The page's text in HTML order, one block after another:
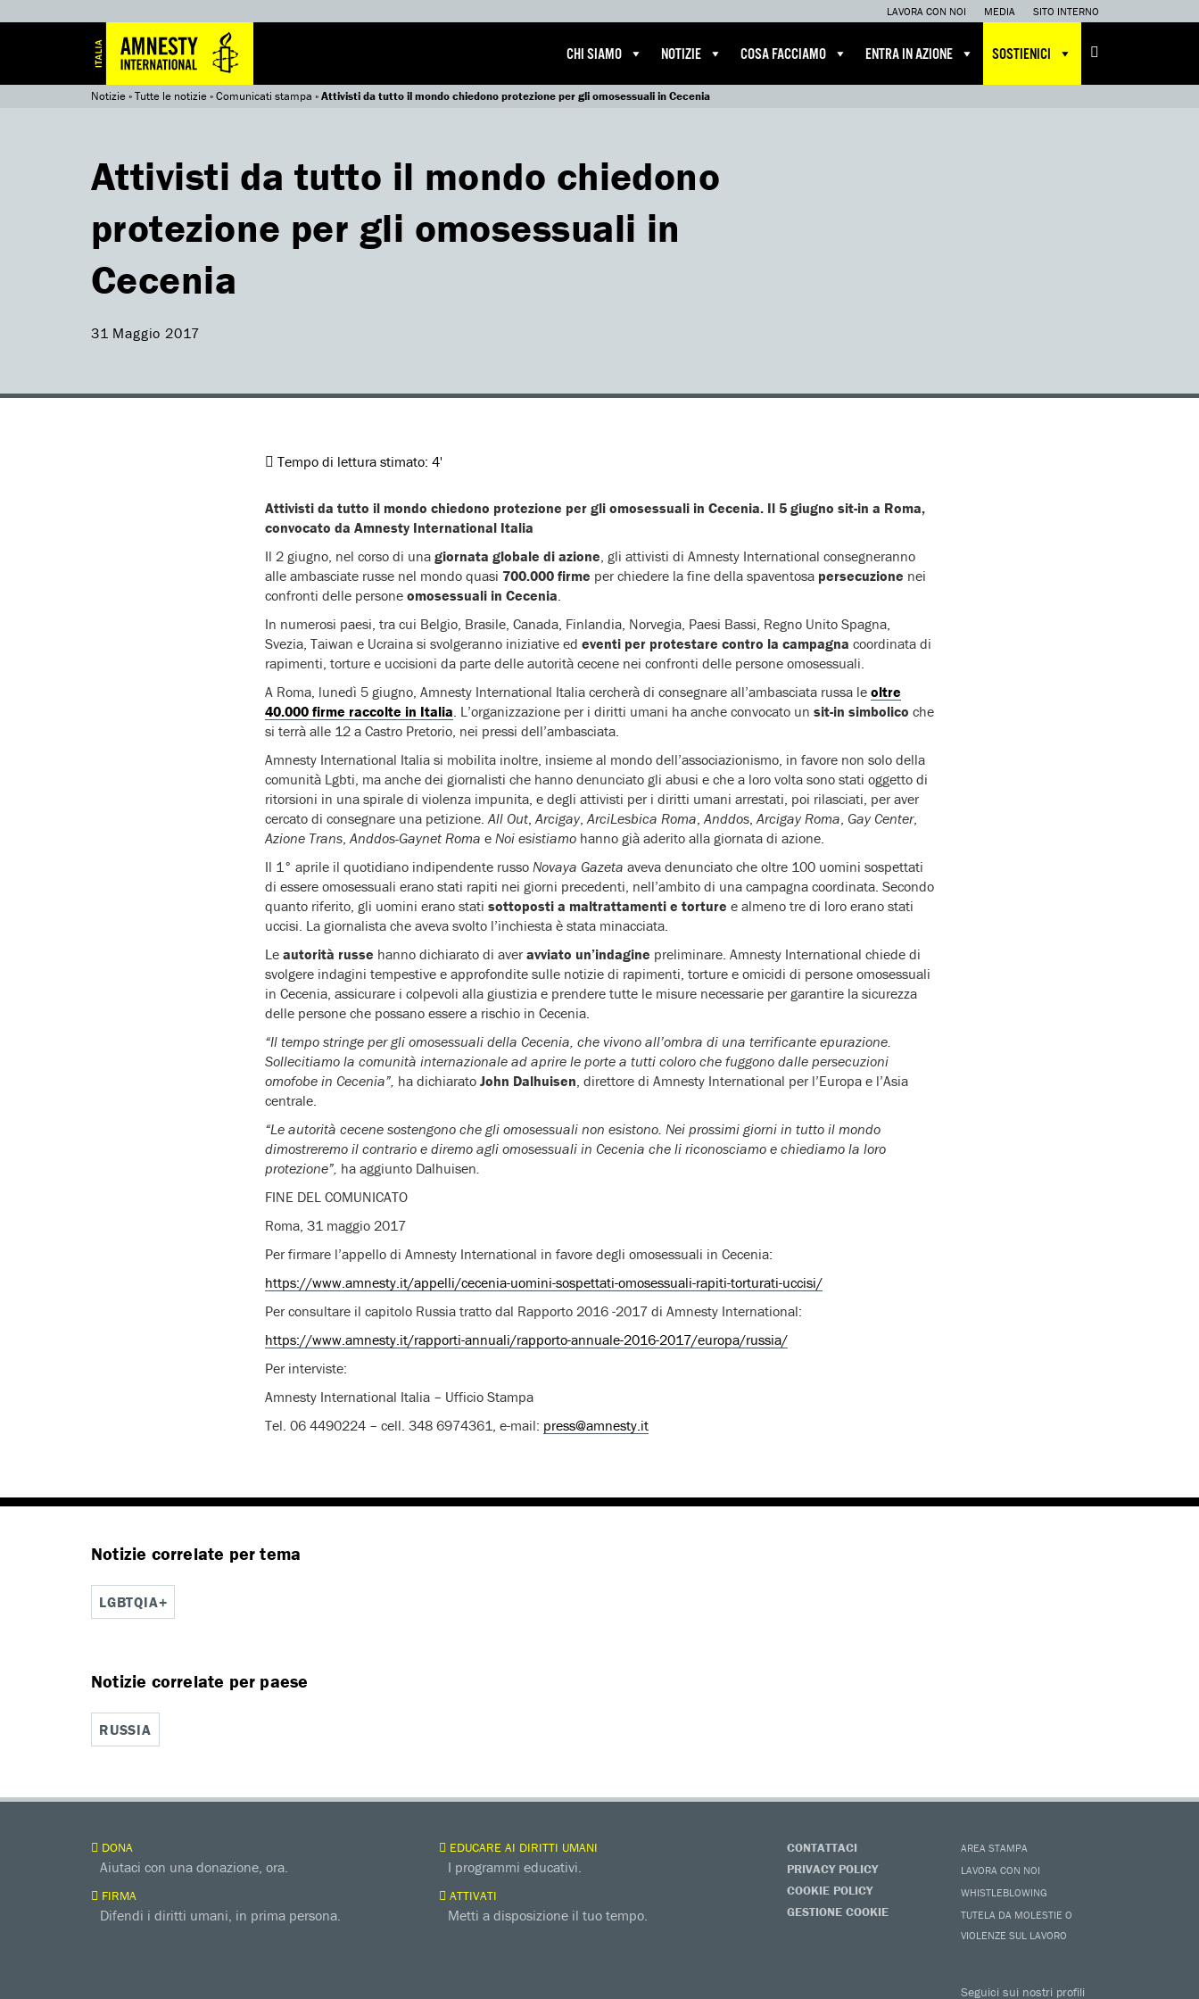
LAVORA CON NOI MEDIA SITO INTERNO
CHI SIAMO NOTIZIE COSA FACCIAMO ENTRA IN AZIONE SOSTIENICI
Notizie»Tutte le notizie»Comunicati stampa »Attivisti da tutto il mondo chiedono protezione per gli omosessuali in Cecenia
Attivisti da tutto il mondo chiedono
protezione per gli omosessuali in
Cecenia
31 Maggio 2017
Tempo di lettura stimato: 4'
Attivisti da tutto il mondo chiedono protezione per gli omosessuali in Cecenia. Il 5 giugno sit-in a Roma,
convocato da Amnesty International Italia
Il 2 giugno, nel corso di una giornata globale di azione, gli attivisti di Amnesty International consegneranno
alle ambasciate russe nel mondo quasi 700.000 firme per chiedere la fine della spaventosa persecuzione nei
confronti delle persone omosessuali in Cecenia.
In numerosi paesi, tra cui Belgio, Brasile, Canada, Finlandia, Norvegia, Paesi Bassi, Regno Unito Spagna,
Svezia, Taiwan e Ucraina si svolgeranno iniziative ed eventi per protestare contro la campagna coordinata di
rapimenti, torture e uccisioni da parte delle autorità cecene nei confronti delle persone omosessuali.
A Roma, lunedì 5 giugno, Amnesty International Italia cercherà di consegnare all’ambasciata russa le oltre
40.000 firme raccolte in Italia. L’organizzazione per i diritti umani ha anche convocato un sit-in simbolico che
si terrà alle 12 a Castro Pretorio, nei pressi dell’ambasciata.
Amnesty International Italia si mobilita inoltre, insieme al mondo dell’associazionismo, in favore non solo della
comunità Lgbti, ma anche dei giornalisti che hanno denunciato gli abusi e che a loro volta sono stati oggetto di
ritorsioni in una spirale di violenza impunita, e degli attivisti per i diritti umani arrestati, poi rilasciati, per aver
cercato di consegnare una petizione.All Out,Arcigay,ArciLesbica Roma,Anddos,Arcigay Roma, Gay Center,
Azione Trans,Anddos-Gaynet Roma e Noi esistiamo hanno già aderito alla giornata di azione.
Il 1° aprile il quotidiano indipendente russo Novaya Gazeta aveva denunciato che oltre 100 uomini sospettati
di essere omosessuali erano stati rapiti nei giorni precedenti, nell’ambito di una campagna coordinata. Secondo
quanto riferito, gli uomini erano stati sottoposti a maltrattamenti e torture e almeno tre di loro erano stati
uccisi. La giornalista che aveva svolto l’inchiesta è stata minacciata.
Le autorità russe hanno dichiarato di aver avviato un’indagine preliminare. Amnesty International chiede di
svolgere indagini tempestive e approfondite sulle notizie di rapimenti, torture e omicidi di persone omosessuali
in Cecenia, assicurare i colpevoli alla giustizia e prendere tutte le misure necessarie per garantire la sicurezza
delle persone che possano essere a rischio in Cecenia.
“Il tempo stringe per gli omosessuali della Cecenia, che vivono all’ombra di una terrificante epurazione.
Sollecitiamo la comunità internazionale ad aprire le porte a tutti coloro che fuggono dalle persecuzioni
omofobe in Cecenia”, ha dichiarato John Dalhuisen, direttore di Amnesty International per l’Europa e l’Asia
centrale.
“Le autorità cecene sostengono che gli omosessuali non esistono. Nei prossimi giorni in tutto il mondo
dimostreremo il contrario e diremo agli omosessuali in Cecenia che li riconosciamo e chiediamo la loro
protezione”, ha aggiunto Dalhuisen.
FINE DEL COMUNICATO
Roma, 31 maggio 2017
Per firmare l’appello di Amnesty International in favore degli omosessuali in Cecenia:
https://www.amnesty.it/appelli/cecenia-uomini-sospettati-omosessuali-rapiti-torturati-uccisi/
Per consultare il capitolo Russia tratto dal Rapporto 2016 -2017 di Amnesty International:
https://www.amnesty.it/rapporti-annuali/rapporto-annuale-2016-2017/europa/russia/
Per interviste:
Amnesty International Italia – Ufficio Stampa
Tel. 06 4490224 – cell. 348 6974361, e-mail: press@amnesty.it
Notizie correlate per tema
LGBTQIA+
Notizie correlate per paese
RUSSIA
DONA
Aiutaci con una donazione, ora.
FIRMA
Difendi i diritti umani, in prima persona.
EDUCARE AI DIRITTI UMANI
I programmi educativi.
ATTIVATI
Metti a disposizione il tuo tempo.
CONTATTACI
PRIVACY POLICY
COOKIE POLICY
GESTIONE COOKIE
AREA STAMPA
LAVORA CON NOI
WHISTLEBLOWING
TUTELA DA MOLESTIE O
VIOLENZE SUL LAVORO
Seguici sui nostri profili